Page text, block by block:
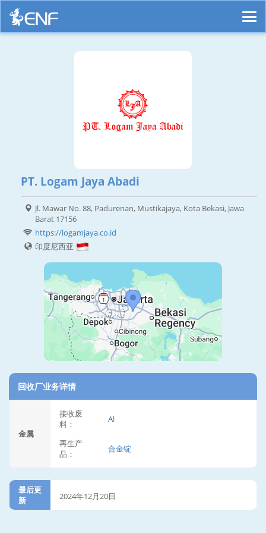
PT. Logam Jaya Abadi
Jl. Mawar No. 88, Padurenan, Mustikajaya, Kota Bekasi, Jawa
Barat 17156
https://logamjaya.co.id
印度尼西亚
回收厂业务详情
金属
接收废
料：
Al
再生产
品：
合金锭
最后更
新
2024年12月20日